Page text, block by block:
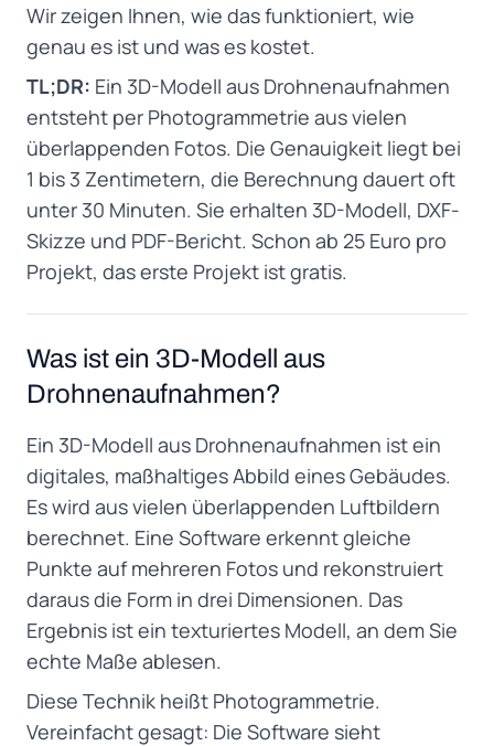
Wir zeigen Ihnen, wie das funktioniert, wie
genau es ist und was es kostet.
TL;DR: Ein 3D-Modell aus Drohnenaufnahmen
entsteht per Photogrammetrie aus vielen
überlappenden Fotos. Die Genauigkeit liegt bei
1 bis 3 Zentimetern, die Berechnung dauert oft
unter 30 Minuten. Sie erhalten 3D-Modell, DXF-
Skizze und PDF-Bericht. Schon ab 25 Euro pro
Projekt, das erste Projekt ist gratis.
Was ist ein 3D-Modell aus
Drohnenaufnahmen?
Ein 3D-Modell aus Drohnenaufnahmen ist ein
digitales, maßhaltiges Abbild eines Gebäudes.
Es wird aus vielen überlappenden Luftbildern
berechnet. Eine Software erkennt gleiche
Punkte auf mehreren Fotos und rekonstruiert
daraus die Form in drei Dimensionen. Das
Ergebnis ist ein texturiertes Modell, an dem Sie
echte Maße ablesen.
Diese Technik heißt Photogrammetrie.
Vereinfacht gesagt: Die Software sieht